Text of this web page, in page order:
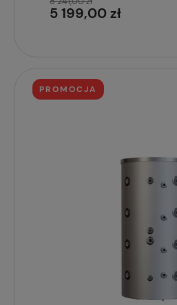
5 199,00 zł
PROMOCJA